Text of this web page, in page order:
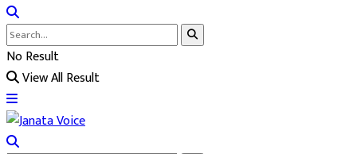
No Result
View All Result